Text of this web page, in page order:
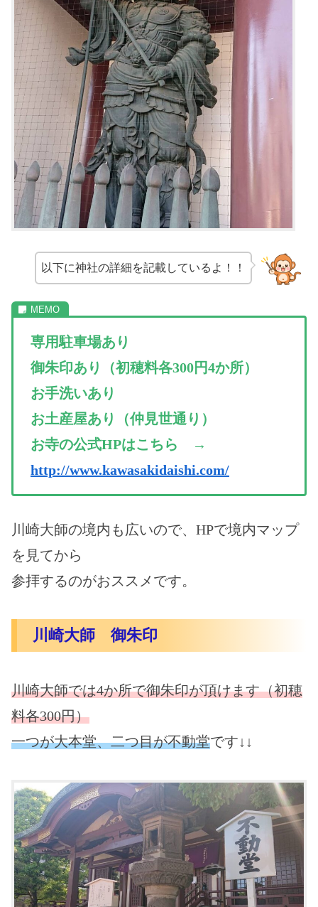
以下に神社の詳細を記載しているよ！！
専用駐車場あり
御朱印あり（初穂料各300円4か所）
お手洗いあり
お土産屋あり（仲見世通り）
お寺の公式HPはこちら →
http://www.kawasakidaishi.com/
川崎大師の境内も広いので、HPで境内マップ
を見てから
参拝するのがおススメです。
川崎大師 御朱印
川崎大師では4か所で御朱印が頂けます（初穂
料各300円）
一つが大本堂、二つ目が不動堂です↓↓